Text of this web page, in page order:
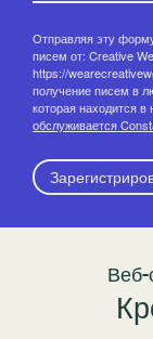
Отправляя эту
писем от: Creative
https://
получение писем в
которая находится
обслуживается